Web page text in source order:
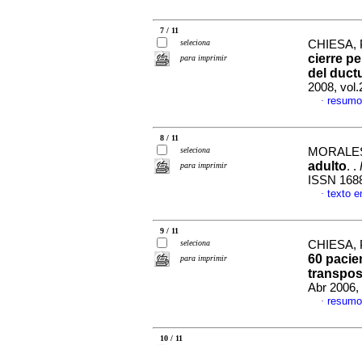
7 / 11
seleciona
para imprimir
CHIESA,
cierre
del
2008,
·
8 / 11
seleciona
para imprimir
adulto. .
ISSN
· texto
9 / 11
seleciona
para imprimir
CHIESA,
60
Abr 2006,
·
10 / 11